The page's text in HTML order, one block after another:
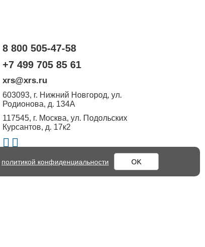
8 800 505-47-58
+7 499 705 85 61
xrs@xrs.ru
603093, г. Нижний Новгород,ул.
Родионова, д. 134А
117545, г. Москва,ул. Подольских
Курсантов, д. 17к2
политикой конфиденциальности OK